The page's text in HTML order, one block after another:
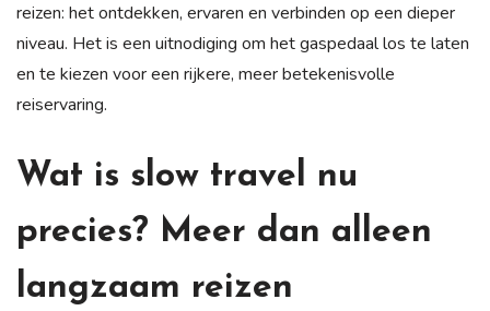
reizen: het ontdekken, ervaren en verbinden op een dieper
niveau. Het is een uitnodiging om het gaspedaal los te laten
en te kiezen voor een rijkere, meer betekenisvolle
reiservaring.
Wat is slow travel nu
precies? Meer dan alleen
langzaam reizen